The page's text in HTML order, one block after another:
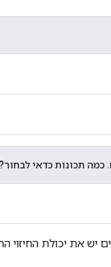
תכונות כדאי לבחור?
יש את יכולת החיזוי